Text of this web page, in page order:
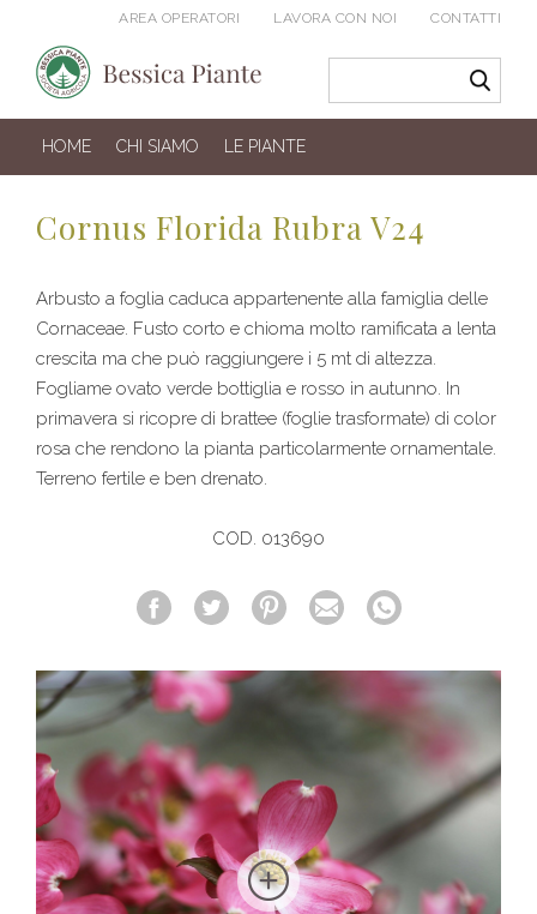
AREA OPERATORI LAVORA CON NOI CONTATTI
HOME CHI SIAMO LE PIANTE
Cornus Florida Rubra V24
Arbusto a foglia caduca appartenente alla famiglia delle
Cornaceae. Fusto corto e chioma molto ramificata a lenta
crescita ma che può raggiungere i 5 mt di altezza.
Fogliame ovato verde bottiglia e rosso in autunno. In
primavera si ricopre di brattee (foglie trasformate) di color
rosa che rendono la pianta particolarmente ornamentale.
Terreno fertile e ben drenato.
COD. 013690